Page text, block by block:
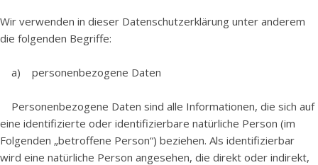
Wir verwenden in dieser Datenschutzerklärung unter anderem
die folgenden Begriffe:
a) personenbezogene Daten
Personenbezogene Daten sind alle Informationen, die sich auf
eine identifizierte oder identifizierbare natürliche Person (im
Folgenden „betroffene Person“) beziehen. Als identifizierbar
wird eine natürliche Person angesehen, die direkt oder indirekt,